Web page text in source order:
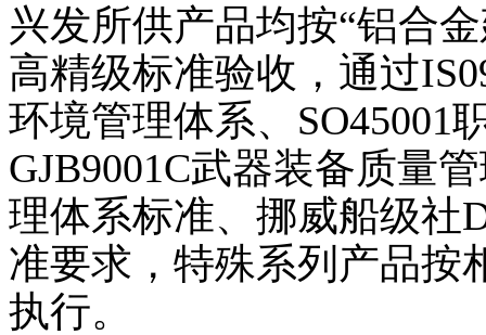
兴发所供产品均按“铝合
高精级标准验收，通过
环境管理体系、SO45001
GJB9001C武器装备质量
理体系标准、挪威船级社
准要求，特殊系列产品按
执行。